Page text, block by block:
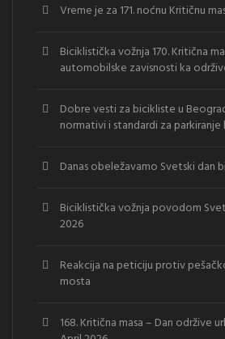
Vreme je za 171. noćnu Kritičnu
Biciklistička vožnja 170. Kritična
automobilske zavisnosti ka
Dobre vesti za bicikliste u
normativi i standardi za parkiranje
Danas obeležavamo Svetski dan
Biciklistička vožnja povodom
2026
Reakcija na peticiju protiv
mosta
168. Kritična masa – Dan održive